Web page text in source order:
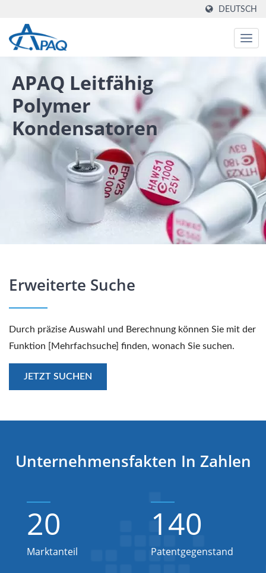
DEUTSCH
APAQ Leitfähig
Polymer
Kondensatoren
Erweiterte Suche
Durch präzise Auswahl und Berechnung können Sie mit der
Funktion [Mehrfachsuche] finden, wonach Sie suchen.
JETZT SUCHEN
Unternehmensfakten In Zahlen
20
Marktanteil
140
Patentgegenstand